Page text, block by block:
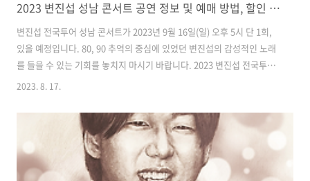
2023 변진섭 성남 콘서트 공연 정보 및 예매 방법, 할인 정보까지
변진섭 전국투어 성남 콘서트가 2023년 9월 16일(일) 오후 5시 단 1회,
있을 예정입니다. 80, 90 추억의 중심에 있었던 변진섭의 감성적인 노래
를 들을 수 있는 기회를 놓치지 마시기 바랍니다. 2023 변진섭 전국투어
성남 콘서트 정보 및 예매 방법, 할인 정보 등 자세히 안내해 드리겠습니
시간 : 120분 공연장소 : 성남아트센터 오페라하우스 관람연령 : 만 7세
이상 가능 관람가격 : VIP석 - 110,000원 R석 - 99,000원 S석 - 77,000
원 A석 - 66,000원 변진섭 성남 콘서트 예매하기 예매 : 인터파크티켓 온
라인 예매 예매가능시간 : 토요일 관람 시 전일 17시까지 예매제한 : 1인
2023. 8. 17.